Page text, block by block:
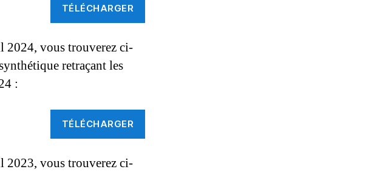
TÉLÉCHARGER
2024, vous trouverez ci-
retraçant les
:
TÉLÉCHARGER
2023, vous trouverez ci-